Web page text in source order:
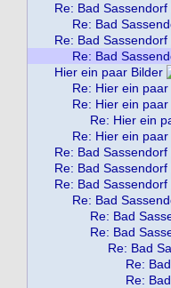
Re: Bad
Re: Bad
Re: Bad
Re: Bad
Hier ein paar Bilder
Re: Hier ein
Re: Hier ein
Re: Hier ein
Re: Hier ein
Re: Bad
Re: Bad
Re: Bad
Re: Bad
Re: Bad
Re: Bad
Re: Bad
Re:
Re: